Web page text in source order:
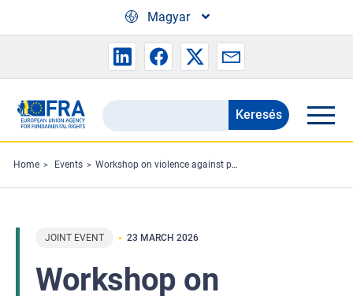
Magyar
Search
the
FRA
website
Keresés
Home Events Workshop on violence against people with disabilities in institutions in Ireland
JOINT EVENT 23 MARCH 2026
Workshop on